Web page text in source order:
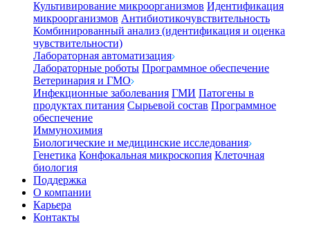
Культивирование микроорганизмов Идентификация
микроорганизмов Антибиотикочувствительность
Комбинированный анализ (идентификация и оценка
чувствительности)
Лабораторная автоматизация
Лабораторные роботы Программное обеспечение
Ветеринария и ГМО
Инфекционные заболевания ГМИ Патогены в
продуктах питания Сырьевой состав Программное
обеспечение
Иммунохимия
Биологические и медицинские исследования
Генетика Конфокальная микроскопия Клеточная
биология
Поддержка
О компании
Карьера
Контакты